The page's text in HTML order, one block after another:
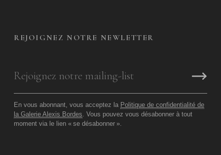
REJOIGNEZ NOTRE NEWLETTER
En vous abonnant, vous acceptez la Politique de confidentialité de
la Galerie Alexis Bordes . Vous pouvez vous désabonner à tout
moment via le lien « se désabonner ».